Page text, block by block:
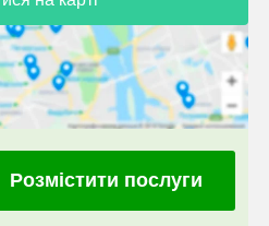
Розмістити послуги